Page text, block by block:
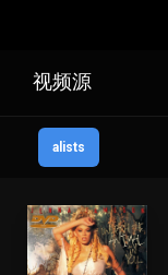
视频源
alists